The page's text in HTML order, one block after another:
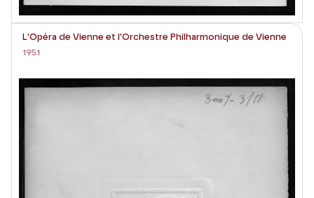
L'Opéra de Vienne et l'Orchestre Philharmonique de Vienne
1951